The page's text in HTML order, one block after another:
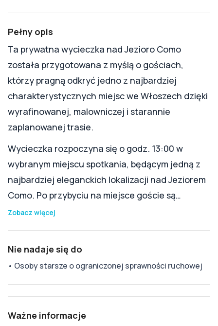
Pełny opis
Ta prywatna wycieczka nad Jezioro Como
została przygotowana z myślą o gościach,
którzy pragną odkryć jedno z najbardziej
charakterystycznych miejsc we Włoszech dzięki
wyrafinowanej, malowniczej i starannie
zaplanowanej trasie.
Wycieczka rozpoczyna się o godz. 13:00 w
wybranym miejscu spotkania, będącym jedną z
najbardziej eleganckich lokalizacji nad Jeziorem
Como. Po przybyciu na miejsce goście są…
Zobacz więcej
Nie nadaje się do
• Osoby starsze o ograniczonej sprawności ruchowej
Ważne informacje